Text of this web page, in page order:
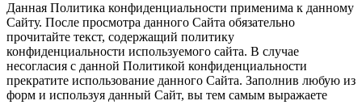
Данная Политика конфиденциальности применима к данному
Сайту. После просмотра данного Сайта обязательно
прочитайте текст, содержащий политику
конфиденциальности используемого сайта. В случае
несогласия с данной Политикой конфиденциальности
прекратите использование данного Сайта. Заполнив любую из
форм и используя данный Сайт, вы тем самым выражаете